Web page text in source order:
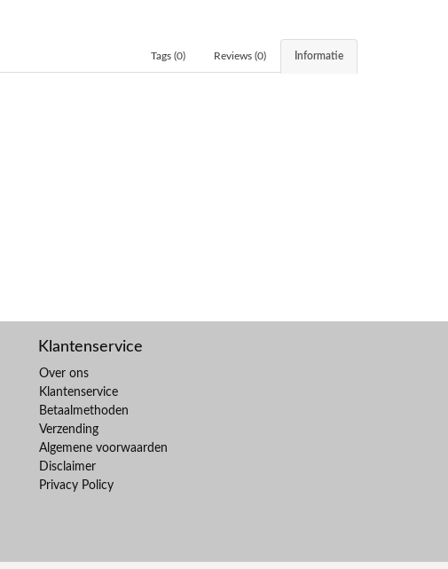
Informatie
Reviews (0)
Tags (0)
Klantenservice
Over ons
Klantenservice
Betaalmethoden
Verzending
Algemene voorwaarden
Disclaimer
Privacy Policy